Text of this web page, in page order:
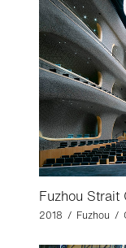
Fuzhou Strait
2018 / Fuzhou /